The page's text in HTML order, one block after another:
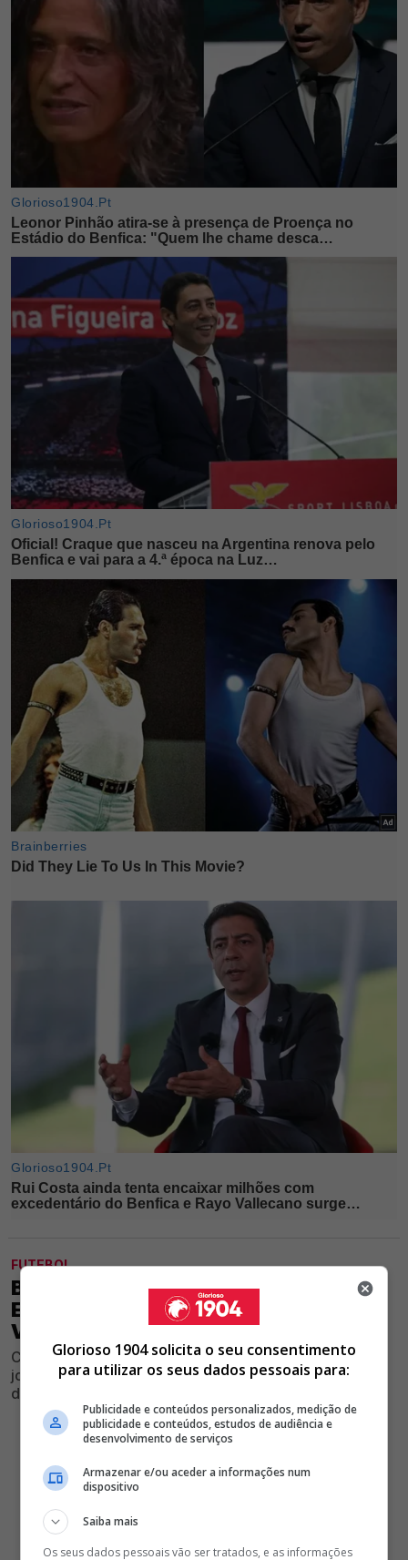
FUTEBOL
BENFICA EMPATA (1-1) CONTRA
EQUIPA DA LIGA 3 E AINDA NÃO
VENCEU
Clube encarnado somou mais um jogo sem triunfar em
jogo de preparação diante de adversário da terceira
divisão nacional, no Seixal
Glorioso 1904 solicita o seu consentimento
para utilizar os seus dados pessoais para:
Publicidade e conteúdos personalizados, medição de
publicidade e conteúdos, estudos de audiência e
desenvolvimento de serviços
Armazenar e/ou aceder a informações num
dispositivo
Saiba mais
Os seus dados pessoais vão ser tratados, e as informações